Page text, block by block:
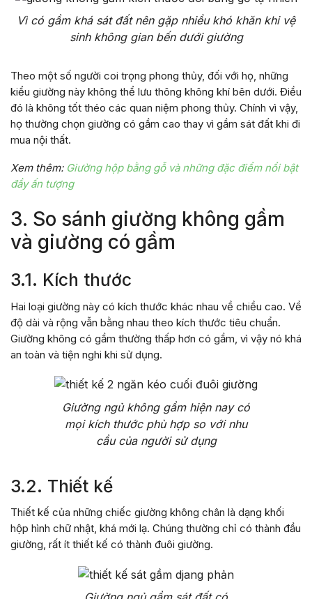
Vì có gầm khá sát đất nên gặp nhiều khó khăn khi vệ
sinh không gian bến dưới giường
Theo một số người coi trọng phong thủy, đối với họ, những
kiểu giường này không thể lưu thông không khí bên dưới. Điều
đó là không tốt théo các quan niệm phong thủy. Chính vì vậy,
họ thường chọn giường có gầm cao thay vì gầm sát đất khi đi
mua nội thất.
Xem thêm: Giường hộp bằng gỗ và những đặc điểm nổi bật
đầy ấn tượng
3. So sánh giường không gầm
và giường có gầm
3.1. Kích thước
Hai loại giường này có kích thước khác nhau về chiều cao. Về
độ dài và rộng vẫn bằng nhau theo kích thước tiêu chuẩn.
Giường không có gầm thường thấp hơn có gầm, vì vậy nó khá
an toàn và tiện nghi khi sử dụng.
Giường ngủ không gầm hiện nay có
mọi kích thước phù hợp so với nhu
cầu của người sử dụng
3.2. Thiết kế
Thiết kế của những chiếc giường không chân là dạng khối
hộp hình chữ nhật, khá mới lạ. Chúng thường chỉ có thành đầu
giường, rất ít thiết kế có thành đuôi giường.